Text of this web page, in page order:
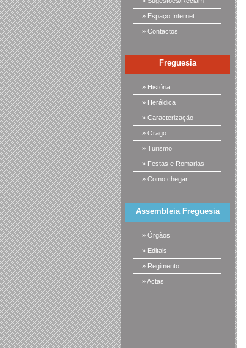
» Espaço Internet
» Contactos
Freguesia
» História
» Heráldica
» Caracterização
» Orago
» Turismo
» Festas e Romarias
» Como chegar
Assembleia Freguesia
» Órgãos
» Editais
» Regimento
» Actas